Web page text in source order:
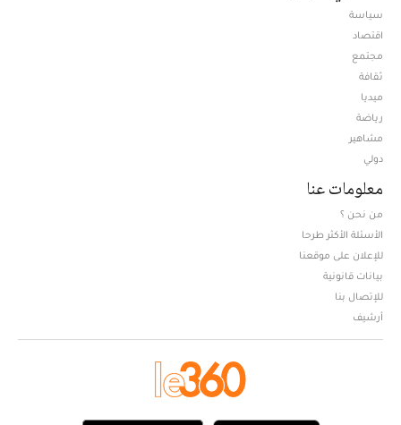
سياسة
اقتصاد
مجتمع
ثقافة
ميديا
رياضة
مشاهير
دولي
معلومات عنا
من نحن ؟
الأسئلة الأكثر طرحا
للإعلان على موقعنا
بيانات قانونية
للإتصال بنا
أرشيف